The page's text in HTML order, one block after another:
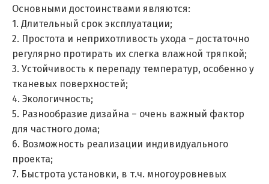
Основными достоинствами являются:
1. Длительный срок эксплуатации;
2. Простота и неприхотливость ухода – достаточно
регулярно протирать их слегка влажной тряпкой;
3. Устойчивость к перепаду температур, особенно у
тканевых поверхностей;
4. Экологичность;
5. Разнообразие дизайна – очень важный фактор
для частного дома;
6. Возможность реализации индивидуального
проекта;
7. Быстрота установки, в т.ч. многоуровневых